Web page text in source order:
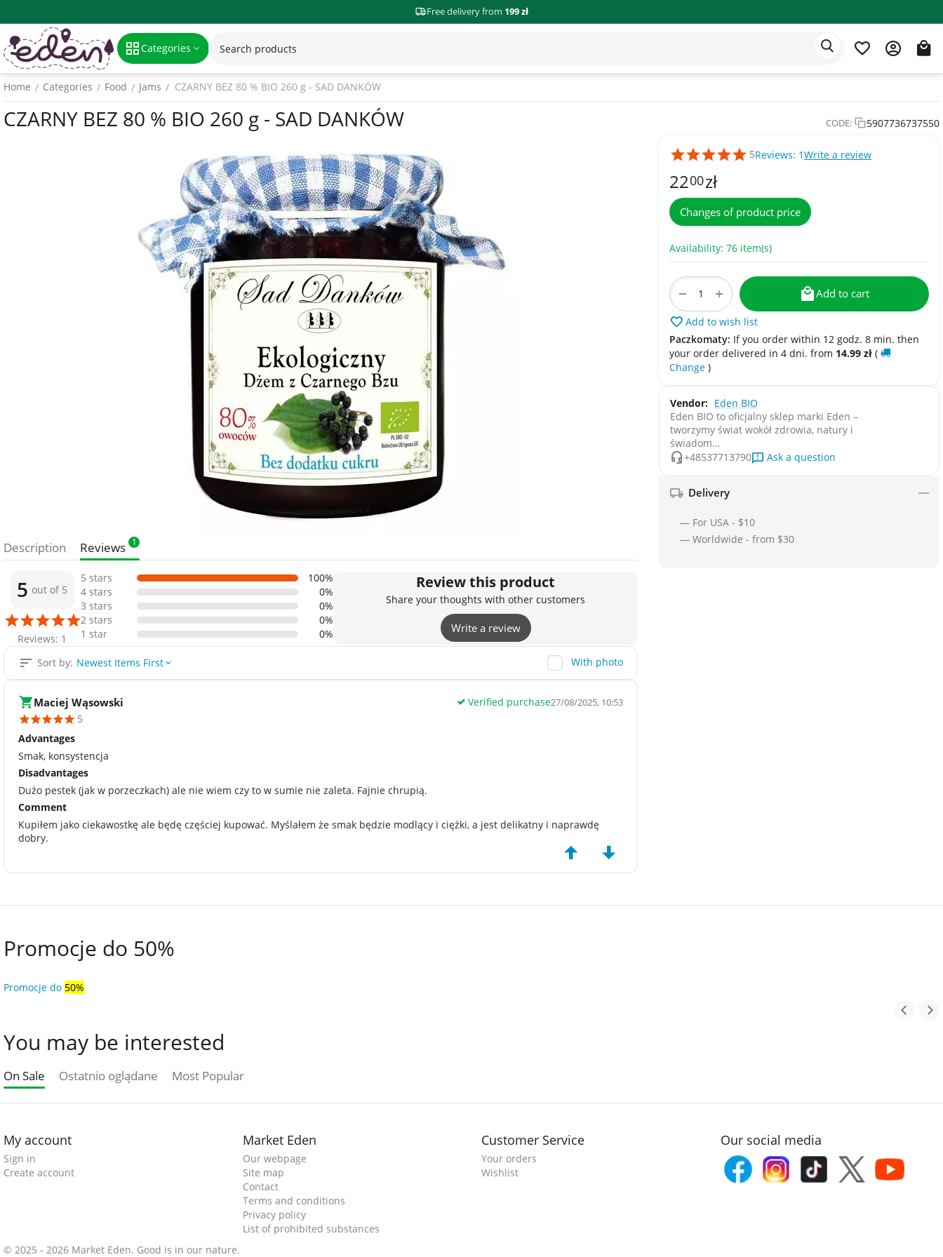
Free delivery from 199 zł
Categories
Home / Categories / Food / Jams / CZARNY BEZ 80 % BIO 260 g - SAD DANKÓW
CZARNY BEZ 80 % BIO 260 g - SAD DANKÓW CODE: 5907736737550
5Reviews: 1Write a review
2200zł
Changes of product price
Availability: 76 item(s)
+
− Add to cart
Add to wish list
Paczkomaty: If you order within 12 godz. 8 min. then
your order delivered in 4 dni. from 14.99 zł (
Change )
Vendor: Eden BIO
Eden BIO to oficjalny sklep marki Eden –
tworzymy świat wokół zdrowia, natury i
świadom...
+48537713790
Ask a question
Delivery
— For USA - $10
— Worldwide - from $30
Description Reviews 1
Review this product
Share your thoughts with other customers
Write a review
5 out of 5
Reviews: 1
5 stars
100%
4 stars
0%
3 stars
0%
2 stars
0%
1 star
0%
Sort by: Newest Items First With photo
Maciej Wąsowski Verified purchase27/08/2025, 10:53
5
Advantages
Smak, konsystencja
Disadvantages
Dużo pestek (jak w porzeczkach) ale nie wiem czy to w sumie nie zaleta. Fajnie chrupią.
Comment
Kupiłem jako ciekawostkę ale będę częściej kupować. Myślałem że smak będzie modlący i ciężki, a jest delikatny i naprawdę
dobry.
Promocje do 50%
Promocje do 50%
You may be interested
On Sale Ostatnio oglądane Most Popular
My account
Sign in
Create account
Market Eden
Our webpage
Site map
Contact
Terms and conditions
Privacy policy
List of prohibited substances
Customer Service
Your orders
Wishlist
Our social media
© 2025 - 2026 Market Eden. Good is in our nature.